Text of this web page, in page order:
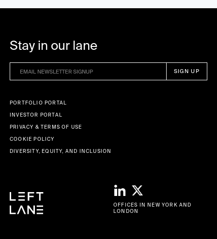
Stay in our lane
OFFICES IN NEW YORK AND
LONDON
PORTFOLIO PORTAL
INVESTOR PORTAL
PRIVACY & TERMS OF USE
COOKIE POLICY
DIVERSITY, EQUITY, AND INCLUSION